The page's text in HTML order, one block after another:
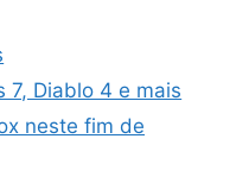
7, Diablo 4 e mais
neste fim de